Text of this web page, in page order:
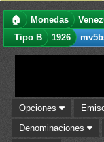
🏠 Monedas
Tipo B
1926
Opciones
Denominaciones